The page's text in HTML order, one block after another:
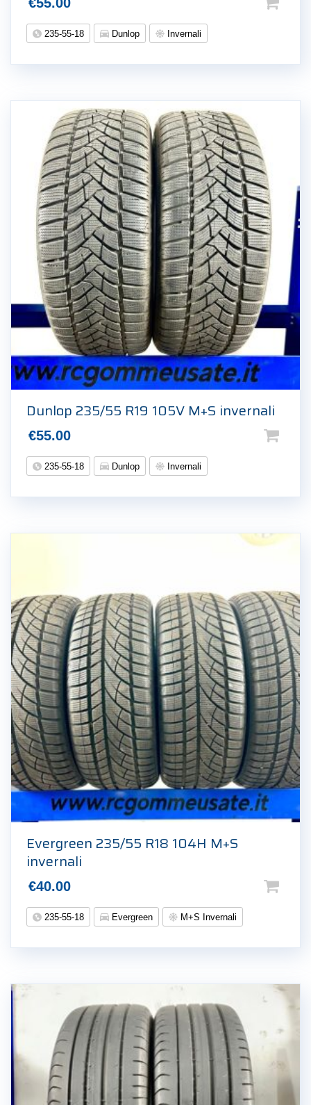
€55.00
235-55-18 Dunlop Invernali
Dunlop 235/55 R19 105V M+S invernali
€55.00
235-55-18 Dunlop Invernali
Evergreen 235/55 R18 104H M+S
invernali
€40.00
235-55-18 Evergreen M+S Invernali